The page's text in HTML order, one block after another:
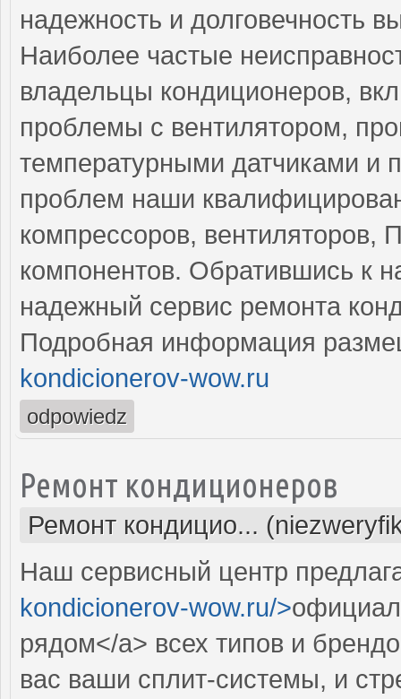
надежность и долговечность
Наиболее частые
владельцы кондиционеров,
проблемы с вентилятором,
температурными датчиками и
проблем наши
компрессоров, вентиляторов,
компонентов. Обратившись к
надежный сервис ремонта
Подробная информация
kondicionerov-wow.ru
odpowiedz
Ремонт кондиционеров
Ремонт кондицио...
Наш сервисный центр
kondicionerov-wow.ru/>
рядом</a> всех типов и
вас ваши сплит-системы, и